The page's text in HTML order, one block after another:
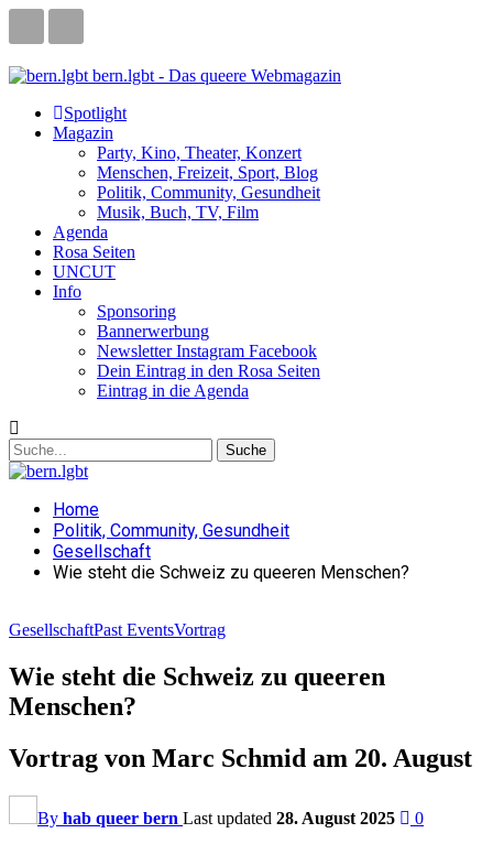
bern.lgbt - Das queere Webmagazin
Spotlight
Magazin
Party, Kino, Theater, Konzert
Menschen, Freizeit, Sport, Blog
Politik, Community, Gesundheit
Musik, Buch, TV, Film
Agenda
Rosa Seiten
UNCUT
Info
Sponsoring
Bannerwerbung
Newsletter Instagram Facebook
Dein Eintrag in den Rosa Seiten
Eintrag in die Agenda
Home
Politik, Community, Gesundheit
Gesellschaft
Wie steht die Schweiz zu queeren Menschen?
GesellschaftPast EventsVortrag
Wie steht die Schweiz zu queeren
Menschen?
Vortrag von Marc Schmid am 20. August
By hab queer bern Last updated 28. August 2025
0